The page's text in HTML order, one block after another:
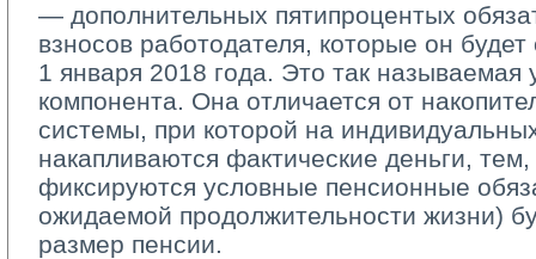
— дополнительных пятипроцентых
взносов работодателя, которые он
1 января 2018 года. Это так называемая
компонента. Она отличается от
системы, при которой на
накапливаются фактические деньги,
фиксируются условные пенсионные
ожидаемой продолжительности жизни)
размер пенсии.